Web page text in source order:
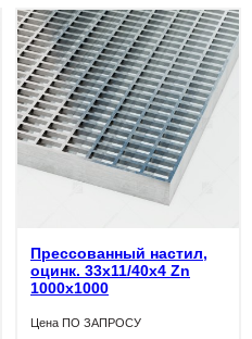
Прессованный настил,
оцинк. 33х11/40х4 Zn
1000х1000
Цена ПО ЗАПРОСУ